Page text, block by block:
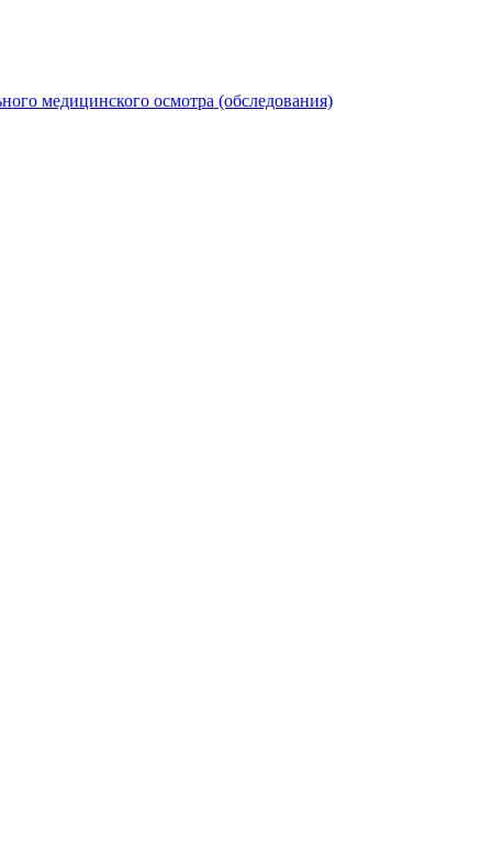
медицинского осмотра (обследования)